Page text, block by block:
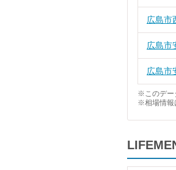
広島市
広島市
広島市
※このデー
※相場情報